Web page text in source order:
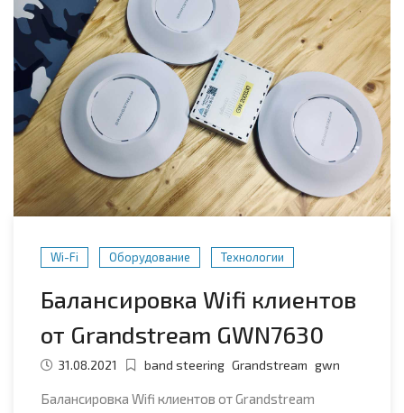
Wi-Fi Оборудование Технологии
Балансировка Wifi клиентов
от Grandstream GWN7630
31.08.2021 band steering Grandstream gwn
Балансировка Wifi клиентов от Grandstream